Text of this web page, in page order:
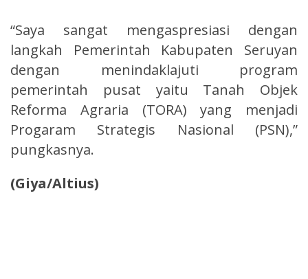
“Saya sangat mengaspresiasi dengan
langkah Pemerintah Kabupaten Seruyan
dengan menindaklajuti program
pemerintah pusat yaitu Tanah Objek
Reforma Agraria (TORA) yang menjadi
Progaram Strategis Nasional (PSN),”
pungkasnya.
(Giya/Altius)